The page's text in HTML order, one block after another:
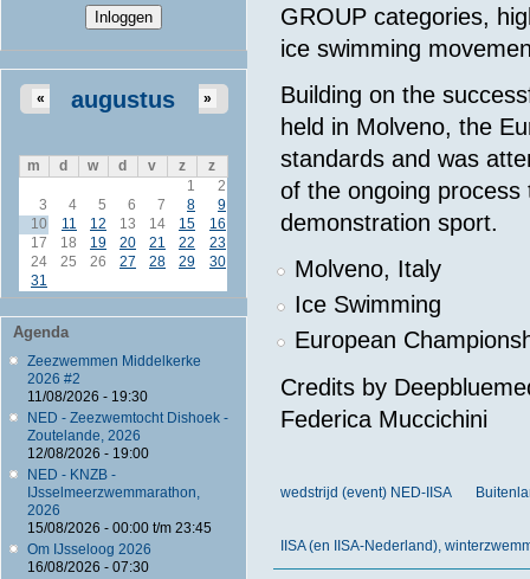
augustus
« »
m d w d v z
z
1
2
3
4 5 6 7 8
9
10
11 12 13 14 15
16
17
18 19 20 21 22
23
24
25 26 27 28 29
30
31
Agenda
Zeezwemmen Middelkerke
2026 #2
11/08/2026 - 19:30
NED - Zeezwemtocht Dishoek -
Zoutelande, 2026
12/08/2026 - 19:00
NED - KNZB -
IJsselmeerzwemmarathon,
2026
15/08/2026 - 00:00t/m 23:45
Om IJsseloog 2026
16/08/2026 - 07:30
GROUP categories,
ice swimming
Building on the
held in Molveno, the
standards and was
of the ongoing
demonstration sport.
Molveno, Italy
Ice Swimming
European
Credits by
Federica Muccichini
wedstrijd (event) NED-IISA
IISA (en IISA-Nederland),